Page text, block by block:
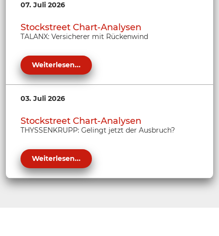
07. Juli 2026
Stockstreet Chart-Analysen
TALANX: Versicherer mit Rückenwind
Weiterlesen...
03. Juli 2026
Stockstreet Chart-Analysen
THYSSENKRUPP: Gelingt jetzt der Ausbruch?
Weiterlesen...